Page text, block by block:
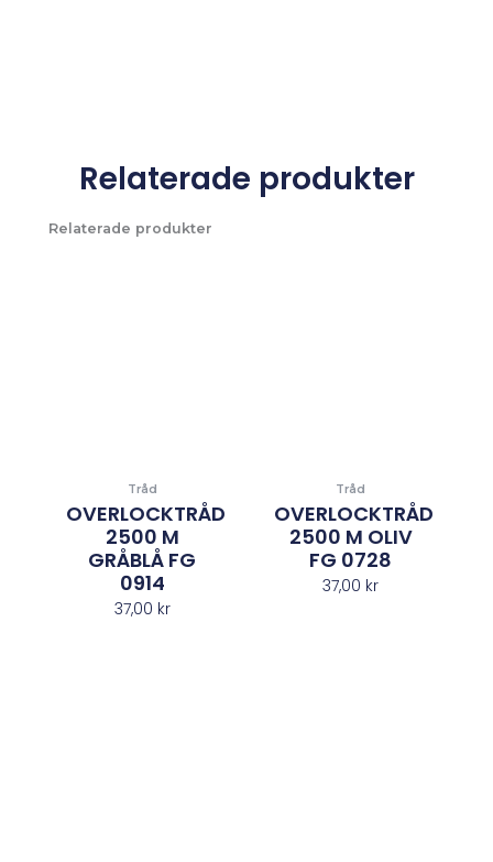
Relaterade produkter
Relaterade produkter
Tråd
OVERLOCKTRÅD
2500 M
GRÅBLÅ FG
0914
37,00 kr
Tråd
OVERLOCKTRÅD
2500 M OLIV
FG 0728
37,00 kr